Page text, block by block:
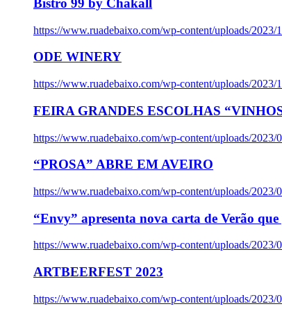
Bistro 99 by Chakall
https://www.ruadebaixo.com/wp-content/uploads/2023/
ODE WINERY
https://www.ruadebaixo.com/wp-content/uploads/
FEIRA GRANDES ESCOLHAS
https://www.ruadebaixo.com/wp-content/uploads/
“PROSA” ABRE EM AVEIRO
https://www.ruadebaixo.com/wp-content/uploads/2023/
“Envy” apresenta nova carta de Verão
https://www.ruadebaixo.com/wp-content/uploads/2023/
ARTBEERFEST 2023
https://www.ruadebaixo.com/wp-content/uploads/2023/